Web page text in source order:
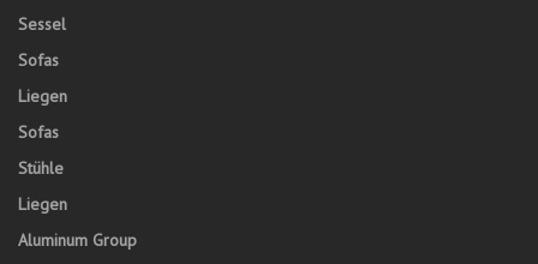
Sessel
Sofas
Liegen
Sofas
Stühle
Liegen
Aluminum Group